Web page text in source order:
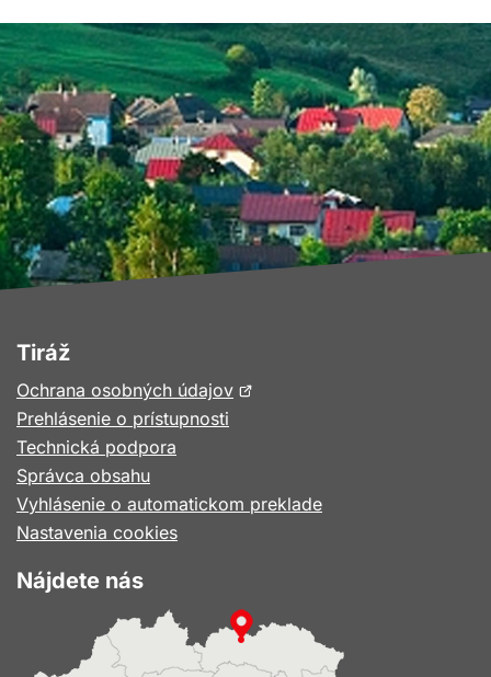
Tiráž
Ochrana osobných údajovOtvorí
okne
Prehlásenie o prístupnosti
Technická podpora
Správca obsahu
Vyhlásenie o automatickom preklade
Nastavenia cookies
Nájdete nás